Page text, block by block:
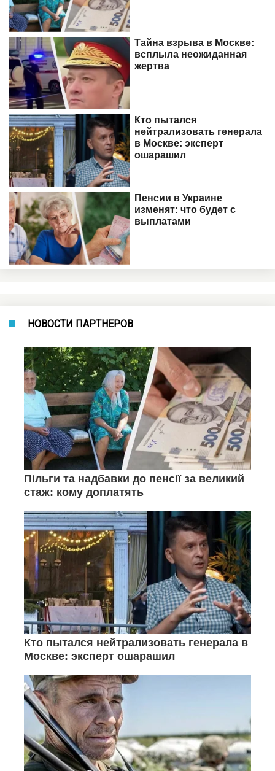
НОВОСТИ ПАРТНЕРОВ